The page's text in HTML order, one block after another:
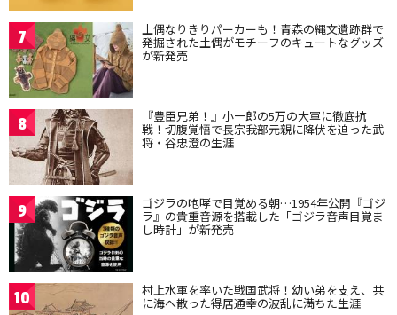
7 土偶なりきりパーカーも！青森の縄文遺跡群で
発掘された土偶がモチーフのキュートなグッズ
が新発売
8 『豊臣兄弟！』小一郎の5万の大軍に徹底抗
戦！切腹覚悟で長宗我部元親に降伏を迫った武
将・谷忠澄の生涯
9 ゴジラの咆哮で目覚める朝…1954年公開『ゴジ
ラ』の貴重音源を搭載した「ゴジラ音声目覚ま
し時計」が新発売
10 村上水軍を率いた戦国武将！幼い弟を支え、共
に海へ散った得居通幸の波乱に満ちた生涯